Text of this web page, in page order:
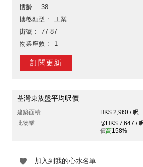
樓齡
38
樓盤類型
工業
街號
77-87
物業座數
1
訂閱更新
荃灣東放盤平均呎價
建築面積
HK$ 2,960 / 呎
此物業
@HK$ 7,647 /
價高158%
加入到我的心水名單